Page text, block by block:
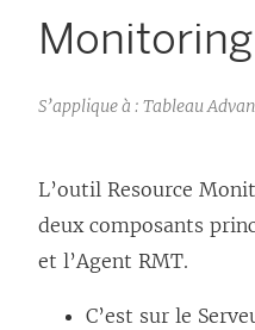
S’applique à : Tableau
L’outil Resource
deux composants
et l’Agent RMT.
C’est sur le